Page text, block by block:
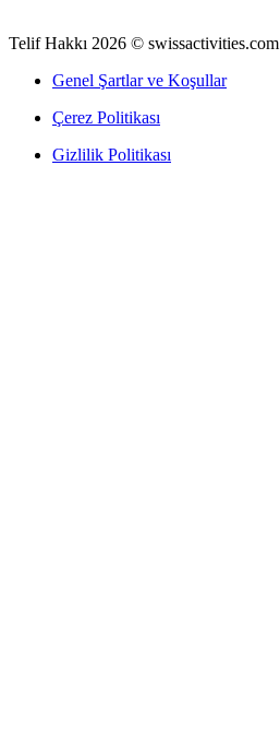
Telif Hakkı 2026 © swissactivities.com
Genel Şartlar ve Koşullar
Çerez Politikası
Gizlilik Politikası